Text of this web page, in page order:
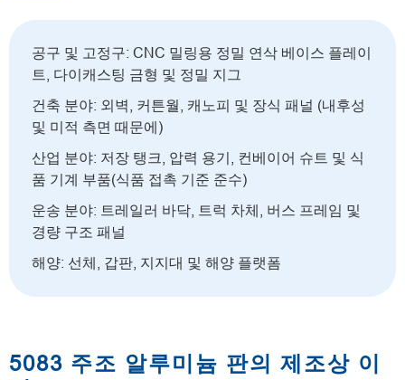
공구 및 고정구: CNC 밀링용 정밀 연삭 베이스 플레이
트, 다이캐스팅 금형 및 정밀 지그
건축 분야: 외벽, 커튼월, 캐노피 및 장식 패널 (내후성
및 미적 측면 때문에)
산업 분야: 저장 탱크, 압력 용기, 컨베이어 슈트 및 식
품 기계 부품(식품 접촉 기준 준수)
운송 분야: 트레일러 바닥, 트럭 차체, 버스 프레임 및
경량 구조 패널
해양: 선체, 갑판, 지지대 및 해양 플랫폼
5083 주조 알루미늄 판의 제조상 이